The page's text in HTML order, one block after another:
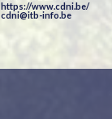
https://www.cdni.be/
cdni@itb-info.be